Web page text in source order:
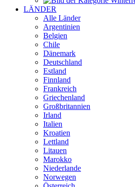
LÄNDER
Alle Länder
Argentinien
Belgien
Chile
Dänemark
Deutschland
Estland
Finnland
Frankreich
Griechenland
Großbritannien
Irland
Italien
Kroatien
Lettland
Litauen
Marokko
Niederlande
Norwegen